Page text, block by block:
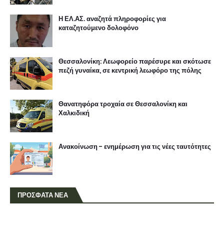
Η ΕΛ.ΑΣ. αναζητά πληροφορίες για
καταζητούμενο δολοφόνο
Θεσσαλονίκη: Λεωφορείο παρέσυρε και σκότωσε
πεζή γυναίκα, σε κεντρική λεωφόρο της πόλης
Θανατηφόρα τροχαία σε Θεσσαλονίκη και
Χαλκιδική
Ανακοίνωση - ενημέρωση για τις νέες ταυτότητες
ΠΡΟΣΦΑΤΑ ΝΕΑ